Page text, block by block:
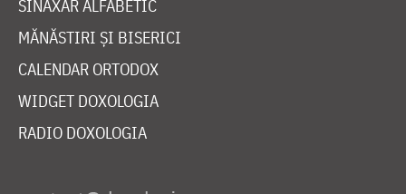
SINAXAR ALFABETIC
MĂNĂSTIRI ȘI BISERICI
CALENDAR ORTODOX
WIDGET DOXOLOGIA
RADIO DOXOLOGIA